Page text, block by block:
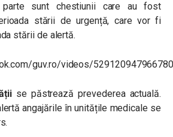
sunt chestiunii care au fost
stării de urgență, care vor fi
stării de alertă.
guv.ro/videos/
se păstrează prevederea actuală.
angajările în unitățile medicale se